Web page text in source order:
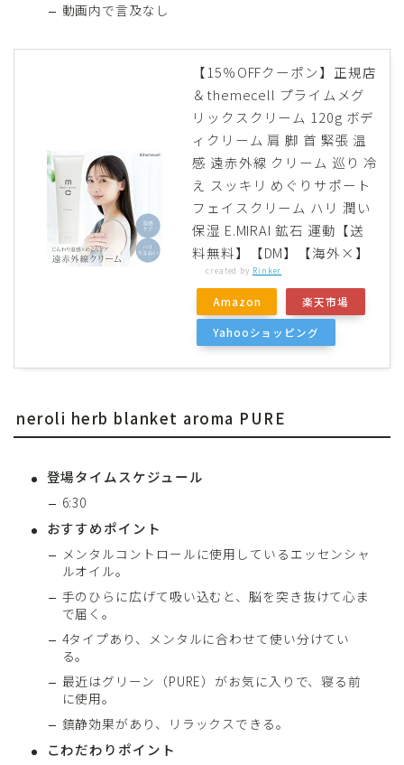
動画内で言及なし
【15％OFFクーポン】正規店
＆themecell プライムメグ
リックスクリーム 120g ボデ
ィクリーム 肩 脚 首 緊張 温
感 遠赤外線 クリーム 巡り 冷
え スッキリ めぐりサポート
フェイスクリーム ハリ 潤い
保湿 E.MIRAI 鉱石 運動【送
料無料】【DM】【海外×】
created by Rinker
Amazon 楽天市場
Yahooショッピング
neroli herb blanket aroma PURE
登場タイムスケジュール
6:30
おすすめポイント
メンタルコントロールに使用しているエッセンシャ
ルオイル。
手のひらに広げて吸い込むと、脳を突き抜けて心ま
で届く。
4タイプあり、メンタルに合わせて使い分けてい
る。
最近はグリーン（PURE）がお気に入りで、寝る前
に使用。
鎮静効果があり、リラックスできる。
こわだわりポイント